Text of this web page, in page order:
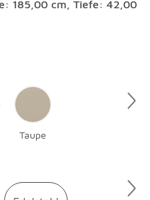
185,00 cm, Tiefe: 42,00
Taupe